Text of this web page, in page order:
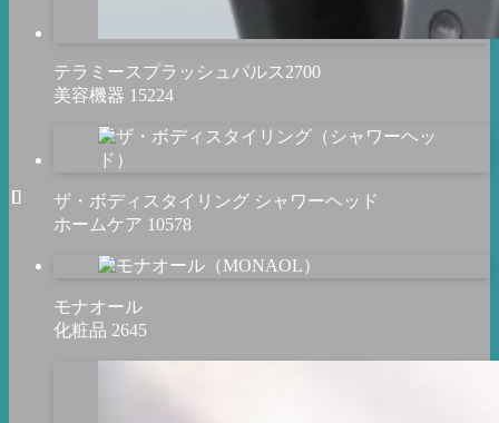
テラミースプラッシュパルス2700
美容機器 15224
ザ・ボディスタイリング シャワーヘッド
ホームケア 10578
モナオール
化粧品 2645